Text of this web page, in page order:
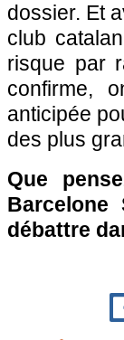
dossier. Et
club
risque par
confirme,
anticipée
des plus
Que
débattre